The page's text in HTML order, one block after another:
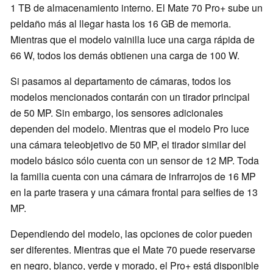
1 TB de almacenamiento interno. El Mate 70 Pro+ sube un
peldaño más al llegar hasta los 16 GB de memoria.
Mientras que el modelo vainilla luce una carga rápida de
66 W, todos los demás obtienen una carga de 100 W.
Si pasamos al departamento de cámaras, todos los
modelos mencionados contarán con un tirador principal
de 50 MP. Sin embargo, los sensores adicionales
dependen del modelo. Mientras que el modelo Pro luce
una cámara teleobjetivo de 50 MP, el tirador similar del
modelo básico sólo cuenta con un sensor de 12 MP. Toda
la familia cuenta con una cámara de infrarrojos de 16 MP
en la parte trasera y una cámara frontal para selfies de 13
MP.
Dependiendo del modelo, las opciones de color pueden
ser diferentes. Mientras que el Mate 70 puede reservarse
en negro, blanco, verde y morado, el Pro+ está disponible